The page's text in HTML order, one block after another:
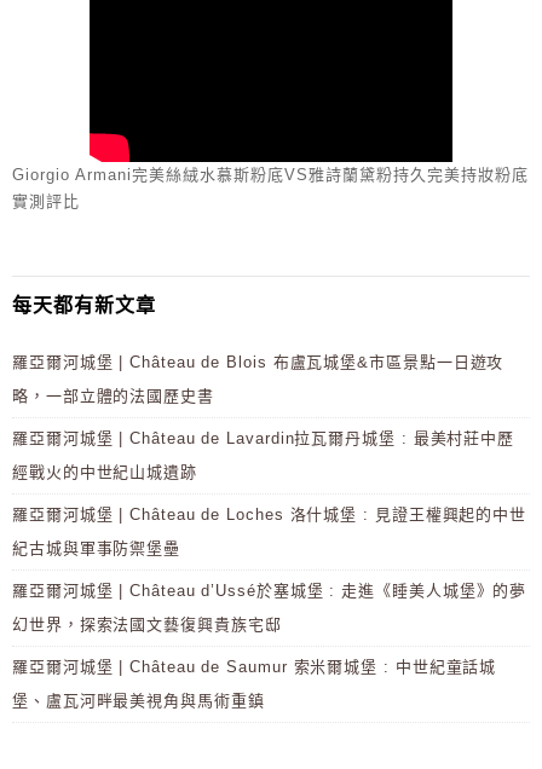
Giorgio Armani完美絲絨水慕斯粉底VS雅詩蘭黛粉持久完美持妝粉底
實測評比
每天都有新文章
羅亞爾河城堡 | Château de Blois 布盧瓦城堡&市區景點一日遊攻
略，一部立體的法國歷史書
羅亞爾河城堡 | Château de Lavardin拉瓦爾丹城堡 : 最美村莊中歷
經戰火的中世紀山城遺跡
羅亞爾河城堡 | Château de Loches 洛什城堡 : 見證王權興起的中世
紀古城與軍事防禦堡壘
羅亞爾河城堡 | Château d’Ussé於塞城堡 : 走進《睡美人城堡》的夢
幻世界，探索法國文藝復興貴族宅邸
羅亞爾河城堡 | Château de Saumur 索米爾城堡 : 中世紀童話城
堡、盧瓦河畔最美視角與馬術重鎮